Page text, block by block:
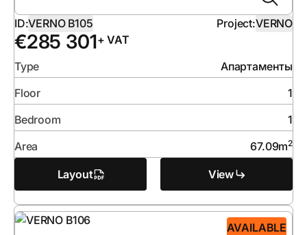
ID:VERNO B105 Project:VERNO
€285 301+ VAT
Type
Апартаменты
Floor
1
Bedroom
1
Area
67.09m2
Layout View
AVAILABLE